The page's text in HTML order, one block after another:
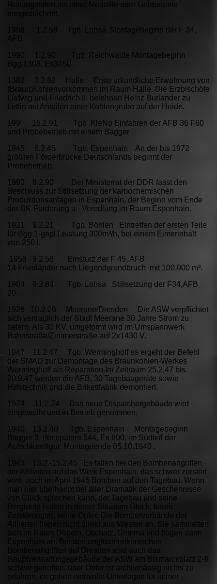
Rettungstaten mit einer Medaille oder Geldprämie
1958 1.2.58 Tgb. Lohsa Montagebeginn der F 34,
1990 1.2.90 Tgb. Reichwalde Montagebeginn
Bgg.1308, Es3750
1382 3.2.82 Halle Erste urkundliche Erwähnung von
(Braun)Kohlenvorkommen im Raum Halle. Die Erzbischöfe
Ludwig und Friedrich II. belehnen Heinz Burlander zu
Lettin mit Anteilen einer Kohlengrube auf der Heide.
199 15.2.91 Tgb .KleNo Einfahren der AFB 36 F60
und Probebetrieb mit einem Bagger
1945 6.2.45 Tgb. Espenhain An der bis 1972
größten Förderbrücke Deutschlands beginnt der
Probebetrieb.
1990 8.2.90 Der Ministerrat der DDR fasst den
Beschluss zur Stillsetzung der karbochemischen
Produktionsanlagen in Espenhain, der Beginn vom Ende
der BK-Förderung u.- Veredlung im Raum Espenhain.
1921 9.2.21 Tgb. Böhlen Eintreffen der ersten Teile
für Bgg.1-gepl.Leistung 300m³/h, bei einem Eimerinhalt
von 250 l.
1958 9.2.58 Einsturz der F 45, AFB
14 Friedländer nach Liegendgrundbruch mit 100,000 m³.
1984 9.2.84 Tgb. Lohsa Stillsetzung der F34,AFB
20.
1926 10.2.26 Meerane/Dresden Die ASW verpflichtet
sich vertraglich der Stadt Meerane 30 Jahre Strom zu
liefern. Als 30 KV, umgeformt wird im Umspannwerk
Bahnstraße/Zimmerstraße auf 2x1430 V.
1947 11.2.47 Tgb. Werminghoff es ergeht der Befehl
der SMAD zur Demontage des Braunkohlen-Werkes
Werminghoff als Reparation.Im Zeitraum 25.2.47 bis
20.9.47 werden die AFB, 30 Tagebaugeräte sowie
Hilfstechnik und die Brikettfabrik demontiert.
1974. 11.2.74 Das neue Dispatchergebäude wird
eingeweiht und in Betrieb genommen.
1940. 13.2.40 Tgb. Espenhain Montagebeginn
Bagger 3, der spätere 544, Es 800, im Südteil der
Aufschlussfigur. Montageende 05.10.1940 .
1945. 13.2.-15.2.45 Es fallen bei den Bombenangriffen
der Alliierten auf das Werk Espenhain, das schwer zerstört
wird, auch im April 1945 Bomben auf den Tagebau. Wenn
man hier überhaupt bei aller Dramatik der Geschehnisse
von Glück sprechen kann, der Tagebau und seine
Bergleute hatten in dieser Situation Glück, kaum
Alliierten flogen nicht direkt aus Westen an. Sie sammelten
sich im Raum Döbeln, Oschatz, Grimma und flogen dann
Hauptverwaltungsgebäude der ASW am Bismarckplatz 2-6
schwer getroffen, über Opfer ist archivmässig nichts zu
erfahren, es gehen wertvolle Unterlagen für immer